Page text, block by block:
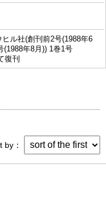
ル社(創刊前2号(1988年6
年8月)) 1巻1号
復刊
by